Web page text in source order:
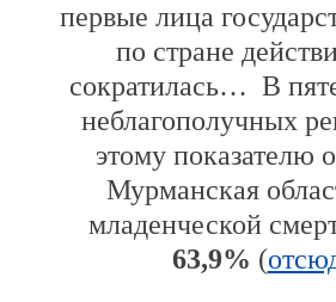
первые лица
по стране
сократилась… В
неблагополучных
этому показателю
Мурманская
младенческой
63,9% (